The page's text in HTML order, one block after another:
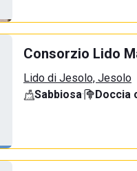
Consorzio Lido
Lido di Jesolo, Jesolo
Sabbiosa· Doccia